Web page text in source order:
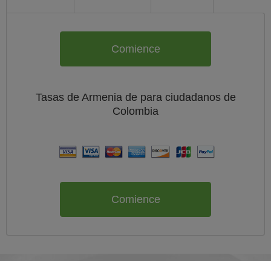
Comience
Tasas de Armenia de para ciudadanos de
Colombia
Comience